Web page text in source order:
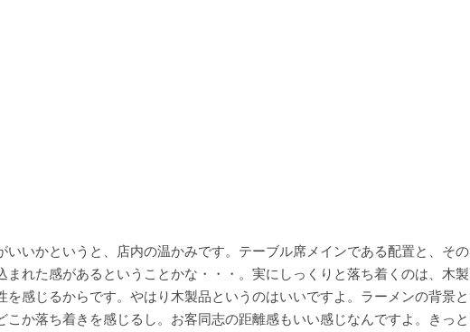
いかというと、店内の温かみです。テーブル席メインである配置と、その
まれた感があるということかな・・・。実にしっくりと落ち着くのは、木製
を感じるからです。やはり木製品というのはいいですよ。ラーメンの背景と
こか落ち着きを感じるし。お客同志の距離感もいい感じなんですよ。きっと